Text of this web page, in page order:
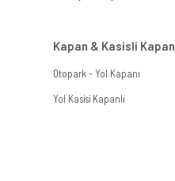
Kapan & Kasisli Kapan
Otopark - Yol Kapanı
Yol Kasisi Kapanlı